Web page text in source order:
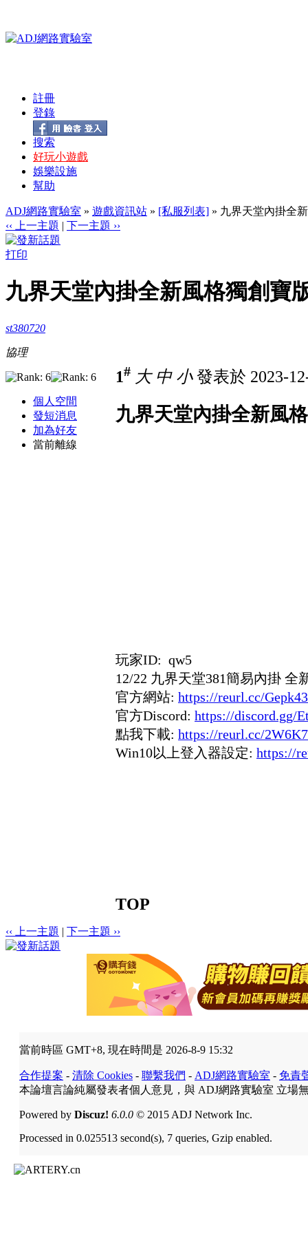
註冊
登錄
搜索
好玩小遊戲
娛樂設施
幫助
ADJ網路實驗室 » 遊戲資訊站 » [私服列表] » 九界天堂內掛全
‹‹ 上一主題 | 下一主題 ››
打印
九界天堂內掛全新風格獨創寶
st380720
協理
個人空間
發短消息
加為好友
當前離線
1# 大 中 小發表於 2023-
九界天堂內掛全新風
玩家ID: qw5
12/22 九界天堂381簡易內掛
官方網站: https://reurl.cc/Gepk43
官方Discord: https://discord.gg/
點我下載: https://reurl.cc/
Win10以上登入器設定: https://
TOP
‹‹ 上一主題 | 下一主題 ››
當前時區 GMT+8, 現在時間是 2026-8-9 15:32
合作提案 - 清除 Cookies - 聯繫我們 - ADJ網路實驗室 - 免責
本論壇言論純屬發表者個人意見，與 ADJ網路實驗室 立場
Powered by Discuz! 6.0.0 © 2015 ADJ Network Inc.
Processed in 0.025513 second(s), 7 queries, Gzip enabled.